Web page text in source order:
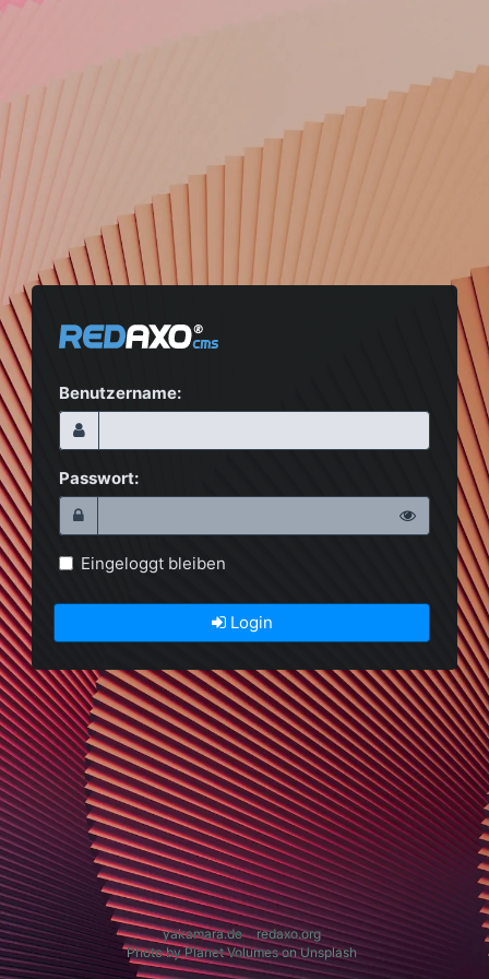
Benutzername:
Passwort:
Eingeloggt bleiben
Login
yakamara.de
redaxo.org
Photo by Planet Volumes on Unsplash